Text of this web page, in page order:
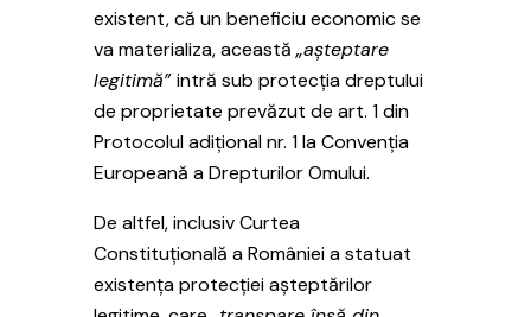
existent, că un beneficiu economic se
va materializa, această „așteptare
legitimă”intră sub protecția dreptului
de proprietate prevăzut de art. 1 din
Protocolul adițional nr. 1 la Convenția
Europeană a Drepturilor Omului.
De altfel, inclusiv Curtea
Constituțională a României a statuat
existența protecției așteptărilor